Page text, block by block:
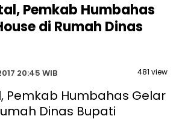
Pemkab Humbahas
di Rumah Dinas
20:45 WIB 481 view